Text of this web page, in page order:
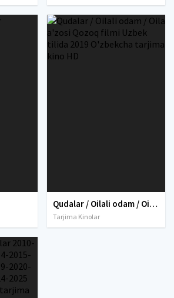
Qudalar / Oilali odam / Oila a'zosi Qozoq filmi Uzbek tilida 2019 O'zbekcha tarjima kino HD
Tarjima Kinolar